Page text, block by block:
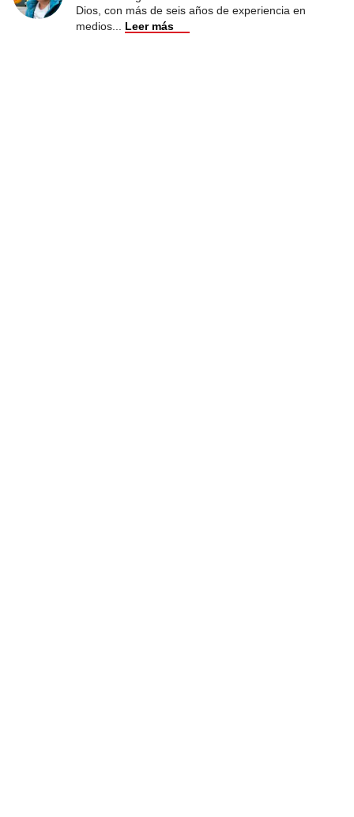
Dios, con más de seis años de experiencia en
medios
Leer más